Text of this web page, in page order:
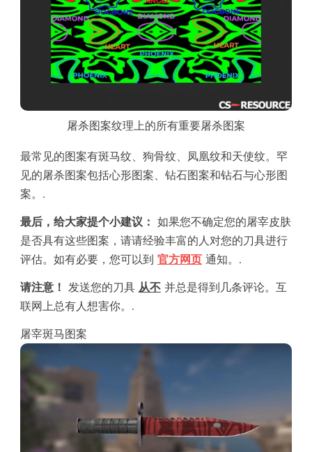
屠杀图案纹理上的所有重要屠杀图案
最常见的图案有斑马纹、狗骨纹、凤凰纹和天使纹。罕
见的屠杀图案包括心形图案、钻石图案和钻石与心形图
案。.
最后，给大家提个小建议： 如果您不确定您的屠宰皮肤
是否具有这些图案，请请经验丰富的人对您的刀具进行
评估。如有必要，您可以到 官方网页通知。.
请注意！ 发送您的刀具 从不并总是得到几条评论。互
联网上总有人想害你。.
屠宰斑马图案